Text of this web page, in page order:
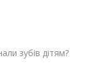
зубів дітям?